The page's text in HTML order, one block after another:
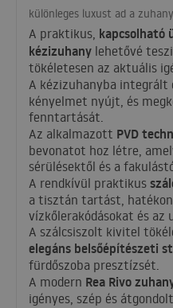
különleges luxust ad a
A praktikus, kapcsolható
kézizuhany lehetővé
tökéletesen az aktuális
A kézizuhanyba integrált
kényelmet nyújt, és
fenntartását.
Az alkalmazott PVD
bevonatot hoz létre,
sérülésektől és a
A rendkívül praktikus
a tisztán tartást,
vízkőlerakódásokat és az
A szálcsiszolt kivitel
elegáns belsőépítészeti
fürdőszoba presztízsét.
A modern Rea Rivo
igényes, szép és